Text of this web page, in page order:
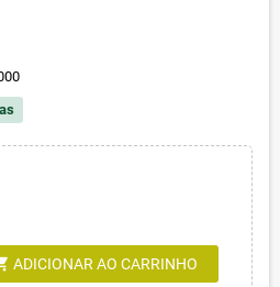
ADICIONAR AO CARRINHO